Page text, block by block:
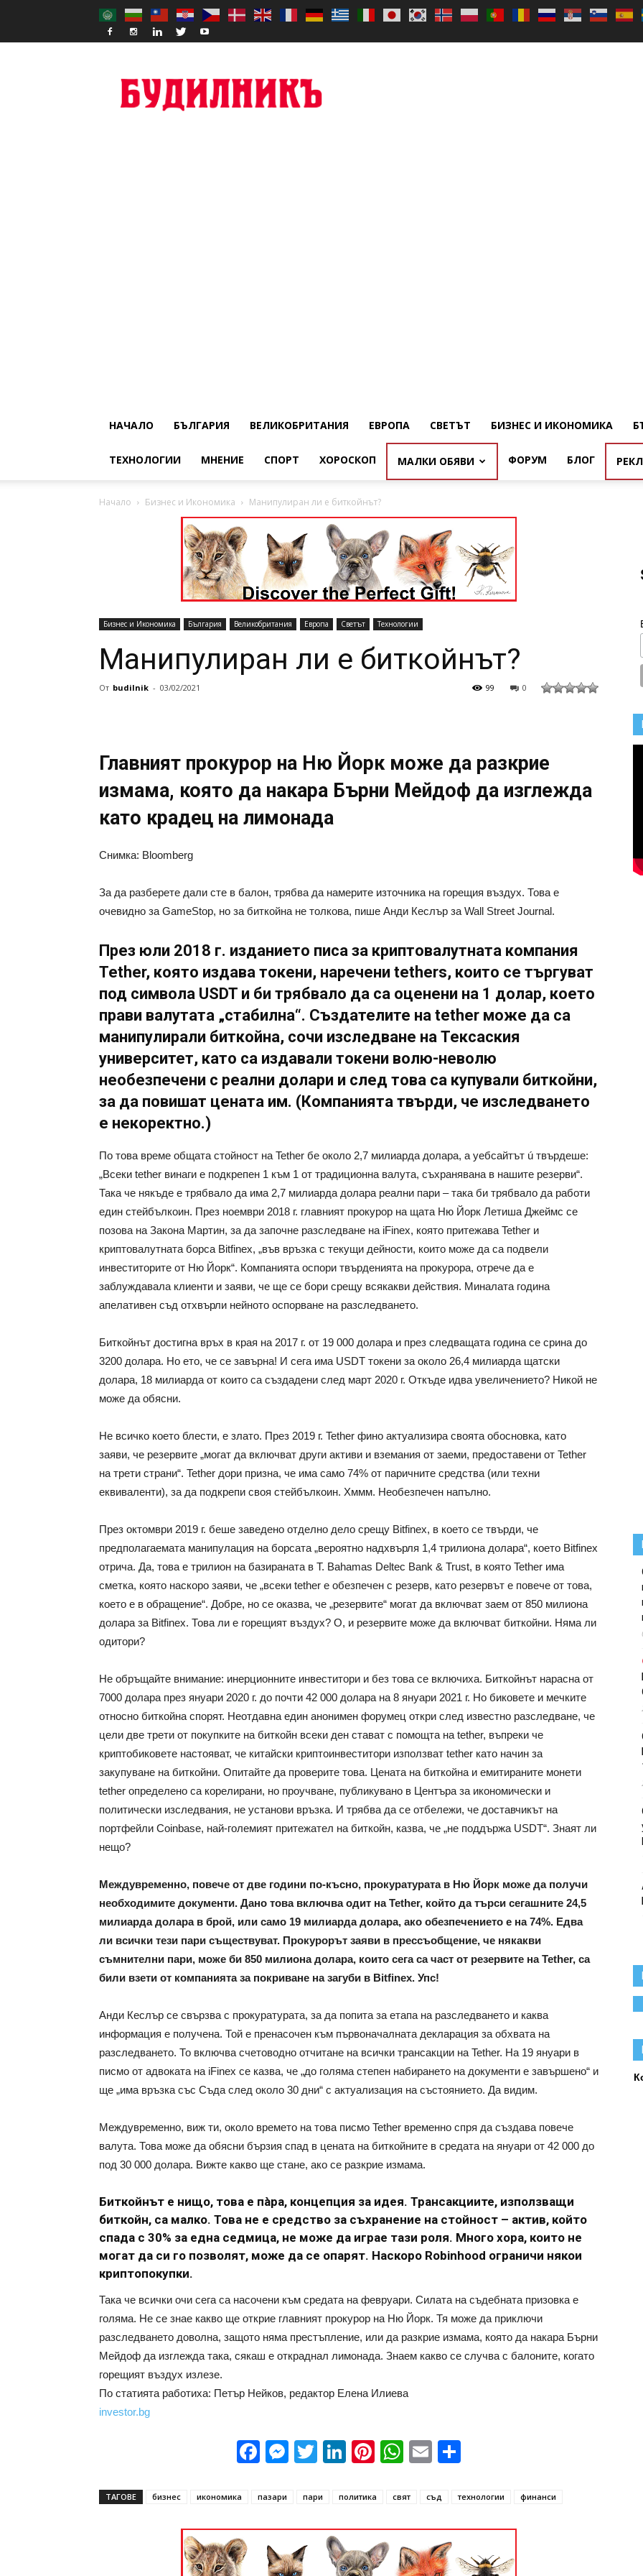
НАЧАЛО БЪЛГАРИЯ ВЕЛИКОБРИТАНИЯ ЕВРОПА СВЕТЪТ БИЗНЕС И ИКОНОМИКА
ТЕХНОЛОГИИ МНЕНИЕ СПОРТ ХОРОСКОП МАЛКИ ОБЯВИ ФОРУМ БЛОГ
Начало Бизнес и Икономика Манипулиран ли е биткойнът?
Бизнес и Икономика България Великобритания Европа Светът Технологии
Манипулиран ли е биткойнът?
От budilnik - 03/02/2021 0
99
Главният прокурор на Ню Йорк може да разкрие
измама, която да накара Бърни Мейдоф да изглежда
като крадец на лимонада
Снимка: Bloomberg
За да разберете дали сте в балон, трябва да намерите източника на горещия въздух. Това е
очевидно за GameStop, но за биткойна не толкова, пише Анди Кеслър за Wall Street Journal.
През юли 2018 г. изданието писа за криптовалутната компания
Tether, която издава токени, наречени tethers, които се търгуват
под символа USDT и би трябвало да са оценени на 1 долар, което
прави валутата „стaбилна“. Създателите на tether може да са
манипулирали биткойна, сочи изследване на Тексаския
университет, като са издавали токени волю-неволю
необезпечени с реални долари и след това са купували биткойни,
за да повишат цената им. (Компанията твърди, че изследването
е некоректно.)
По това време общата стойност на Tether бе около 2,7 милиарда долара, а уебсайтът ú твърдеше:
„Всеки tether винаги е подкрепен 1 ​​към 1 от традиционна валута, съхранявана в нашите резерви“.
Така че някъде е трябвало да има 2,7 милиарда долара реални пари – така би трябвало да работи
един стейбълкоин. През ноември 2018 г. главният прокурор на щата Ню Йорк Летиша Джеймс се
позова на Закона Мартин, за да започне разследване на iFinex, която притежава Tether и
криптовалутната борса Bitfinex, „във връзка с текущи дейности, които може да са подвели
инвеститорите от Ню Йорк“. Компанията оспори твърденията на прокурора, отрече да е
заблуждавала клиенти и заяви, че ще се бори срещу всякакви действия. Миналата година
апелативен съд отхвърли нейното оспорване на разследването.
Биткойнът достигна връх в края на 2017 г. от 19 000 долара и през следващата година се срина до
3200 долара. Но ето, че се завърна! И сега има USDT токени за около 26,4 милиарда щатски
долара, 18 милиарда от които са създадени след март 2020 г. Откъде идва увеличението? Никой не
може да обясни.
Не всичко което блести, е злато. През 2019 г. Tether фино актуализира своята обосновка, като
заяви, че резервите „могат да включват други активи и вземания от заеми, предоставени от Tether
на трети страни“. Tether дори призна, че има само 74% от паричните средства (или техни
еквиваленти), за да подкрепи своя стейбълкоин. Хммм. Необезпечен напълно.
През октомври 2019 г. беше заведено отделно дело срещу Bitfinex, в което се твърди, че
предполагаемата манипулация на борсата „вероятно надхвърля 1,4 трилиона долара“, което Bitfinex
отрича. Да, това е трилион на базираната в T. Bahamas Deltec Bank & Trust, в която Tether има
сметка, която наскоро заяви, че „всеки tether е обезпечен с резерв, като резервът е повече от това,
което е в обращение“. Добре, но се оказва, че „резервите“ могат да включват заем от 850 милиона
долара за Bitfinex. Това ли е горещият въздух? О, и резервите може да включват биткойни. Няма ли
одитори?
Не обръщайте внимание: инерционните инвеститори и без това се включиха. Биткойнът нарасна от
7000 долара през януари 2020 г. до почти 42 000 долара на 8 януари 2021 г. Но биковете и мечките
относно биткойна спорят. Неотдавна един анонимен форумец откри след известно разследване, че
цели две трети от покупките на биткойн всеки ден стават с помощта на tether, въпреки че
криптобиковете настояват, че китайски криптоинвеститори използват tether като начин за
закупуване на биткойни. Опитайте да проверите това. Цената на биткойна и емитираните монети
tether определено са корелирани, но проучване, публикувано в Центъра за икономически и
политически изследвания, не установи връзка. И трябва да се отбележи, че доставчикът на
портфейли Coinbase, най-големият притежател на биткойн, казва, че „не поддържа USDT“. Знаят ли
нещо?
Междувременно, повече от две години по-късно, прокуратурата в Ню Йорк може да получи
необходимите документи. Дано това включва одит на Tether, който да търси сегашните 24,5
милиарда долара в брой, или само 19 милиарда долара, ако обезпечението е на 74%. Едва
ли всички тези пари съществуват. Прокурорът заяви в прессъобщение, че някакви
съмнителни пари, може би 850 милиона долара, които сега са част от резервите на Tether, са
били взети от компанията за покриване на загуби в Bitfinex. Упс!
Анди Кеслър се свързва с прокуратурата, за да попита за етапа на разследването и каква
информация е получена. Той е пренасочен към първоначалната декларация за обхвата на
разследването. То включва счетоводно отчитане на всички трансакции на Tether. На 19 януари в
писмо от адвоката на iFinex се казва, че „до голяма степен набирането на документи е завършено“ и
ще „има връзка със Съда след около 30 дни“ с актуализация на състоянието. Да видим.
Междувременно, виж ти, около времето на това писмо Tether временно спря да създава повече
валута. Това може да обясни бързия спад в цената на биткойните в средата на януари от 42 000 до
под 30 000 долара. Вижте какво ще стане, ако се разкрие измама.
Биткойнът е нищо, това е пàра, концепция за идея. Трансакциите, използващи
биткойн, са малко. Това не е средство за съхранение на стойност – актив, който
спада с 30% за една седмица, не може да играе тази роля. Много хора, които не
могат да си го позволят, може да се опарят. Наскоро Robinhood ограничи някои
криптопокупки.
Така че всички очи сега са насочени към средата на февруари. Силата на съдебната призовка е
голяма. Не се знае какво ще открие главният прокурор на Ню Йорк. Тя може да приключи
разследването доволна, защото няма престъпление, или да разкрие измама, която да накара Бърни
Мейдоф да изглежда така, сякаш е откраднал лимонада. Знаем какво се случва с балоните, когато
горещият въздух излезе.
По статията работиха: Петър Нейков, редактор Елена Илиева
investor.bg
Facebook
Messenger
Twitter
LinkedIn
Pinterest
WhatsApp
Email
ТАГОВЕ бизнес икономика пазари пари политика свят съд технологии финанси